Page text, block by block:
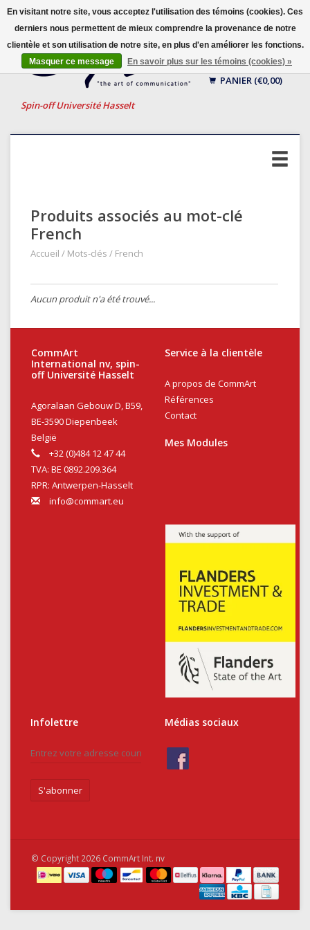
Spin-off Université Hasselt
Nederlands
English
PANIER (€0,00)
Produits associés au mot-clé
French
Accueil / Mots-clés / French
Aucun produit n'a été trouvé...
CommArt
International nv, spin-
off Université Hasselt
Agoralaan Gebouw D, B59,
BE-3590 Diepenbeek
België
+32 (0)484 12 47 44
TVA: BE 0892.209.364
RPR: Antwerpen-Hasselt
info@commart.eu
Service à la clientèle
A propos de CommArt
Références
Contact
Mes Modules
Infolettre
S'abonner
Médias sociaux
© Copyright 2026 CommArt Int. nv
En visitant notre site, vous acceptez l'utilisation des témoins (cookies). Ces
derniers nous permettent de mieux comprendre la provenance de notre
clientèle et son utilisation de notre site, en plus d'en améliorer les fonctions.
Masquer ce message
En savoir plus sur les témoins (cookies) »